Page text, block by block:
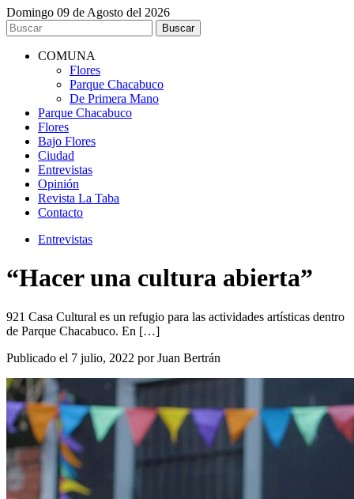
Domingo 09 de Agosto del 2026
COMUNA
Flores
Parque Chacabuco
De Primera Mano
Parque Chacabuco
Flores
Bajo Flores
Ciudad
Entrevistas
Opinión
Revista La Taba
Contacto
Entrevistas
“Hacer una cultura abierta”
921 Casa Cultural es un refugio para las actividades artísticas dentro
de Parque Chacabuco. En […]
Publicado el 7 julio, 2022 por Juan Bertrán